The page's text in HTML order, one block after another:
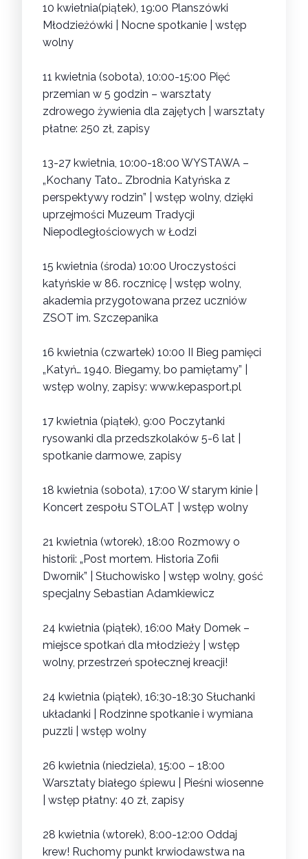
10 kwietnia(piątek), 19:00 Planszówki
Młodzieżówki | Nocne spotkanie
| wstęp
wolny
11 kwietnia (sobota), 10:00-15:00 Pięć
przemian w 5 godzin – warsztaty
zdrowego żywienia dla zajętych | warsztaty
płatne: 250 zł, zapisy
13-27 kwietnia, 10:00-18:00 WYSTAWA –
„Kochany Tato… Zbrodnia Katyńska z
perspektywy rodzin” | wstęp wolny, dzięki
uprzejmości Muzeum Tradycji
Niepodległościowych w Łodzi
15 kwietnia (środa) 10:00 Uroczystości
katyńskie w 86. rocznicę
| wstęp wolny,
akademia przygotowana przez uczniów
ZSOT im. Szczepanika
16 kwietnia (czwartek) 10:00 II Bieg pamięci
„Katyń… 1940. Biegamy, bo pamiętamy”
wstęp wolny, zapisy: www.kepasport.pl
17 kwietnia (piątek), 9:00 Poczytanki
rysowanki dla przedszkolaków 5-6 lat
spotkanie darmowe, zapisy
18 kwietnia (sobota), 17:00 W starym kinie |
Koncert zespołu STOLAT
| wstęp wolny
21 kwietnia (wtorek), 18:00 Rozmowy o
historii: „Post mortem. Historia Zofii
Dwornik” | Słuchowisko
| wstęp wolny, gość
specjalny Sebastian Adamkiewicz
24 kwietnia (piątek), 16:00 Mały Domek –
miejsce spotkań dla młodzieży | wstęp
wolny, przestrzeń społecznej kreacji!
24 kwietnia (piątek), 16:30-18:30 Słuchanki
układanki | Rodzinne spotkanie i wymiana
puzzli
| wstęp wolny
26 kwietnia (niedziela), 15:00 – 18:00
Warsztaty białego śpiewu | Pieśni wiosenne
| wstęp płatny: 40 zł, zapisy
28 kwietnia (wtorek), 8:00-12:00 Oddaj
krew! Ruchomy punkt krwiodawstwa na